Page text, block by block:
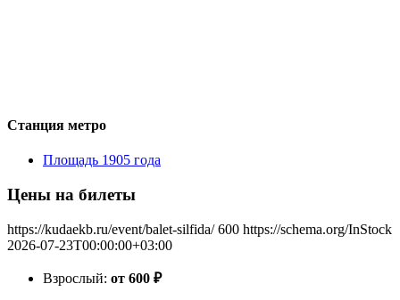
Станция метро
Площадь 1905 года
Цены на билеты
https://kudaekb.ru/event/balet-silfida/ 600 https://schema.org/InStock
2026-07-23T00:00:00+03:00
Взрослый: от 600 ₽